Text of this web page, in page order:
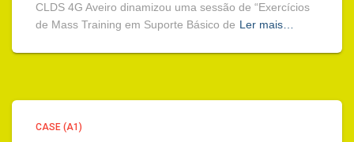
CLDS 4G Aveiro dinamizou uma sessão de “Exercícios
de Mass Training em Suporte Básico de Ler mais…
CASE (A1)